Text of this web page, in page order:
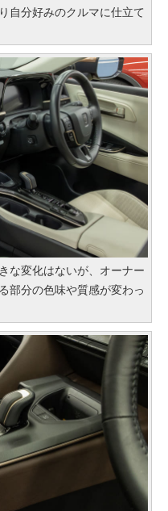
自分好みのクルマに仕立て
な変化はないが、オーナー
部分の色味や質感が変わっ